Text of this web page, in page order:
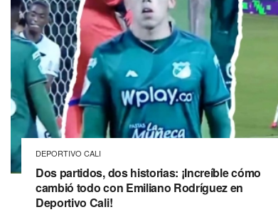
DEPORTIVO CALI
Dos partidos, dos historias: ¡Increíble cómo
cambió todo con Emiliano Rodríguez en
Deportivo Cali!